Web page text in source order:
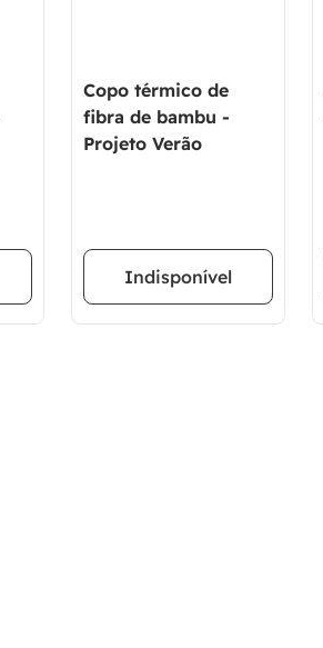
Copo térmico de
fibra de bambu -
Projeto Verão
Indisponível